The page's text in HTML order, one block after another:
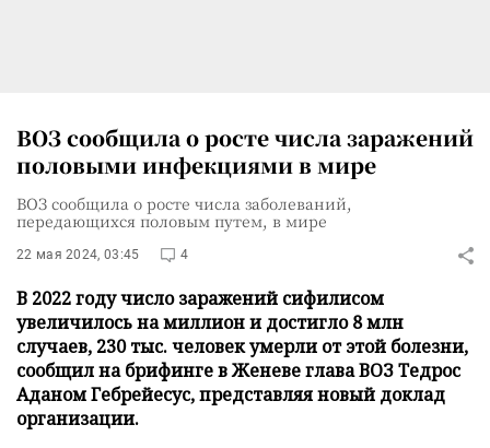
ВОЗ сообщила о росте числа заражений
половыми инфекциями в мире
ВОЗ сообщила о росте числа заболеваний,
передающихся половым путем, в мире
22 мая 2024, 03:45 4
В 2022 году число заражений сифилисом
увеличилось на миллион и достигло 8 млн
случаев, 230 тыс. человек умерли от этой болезни,
сообщил на брифинге в Женеве глава ВОЗ Тедрос
Аданом Гебрейесус, представляя новый доклад
организации.